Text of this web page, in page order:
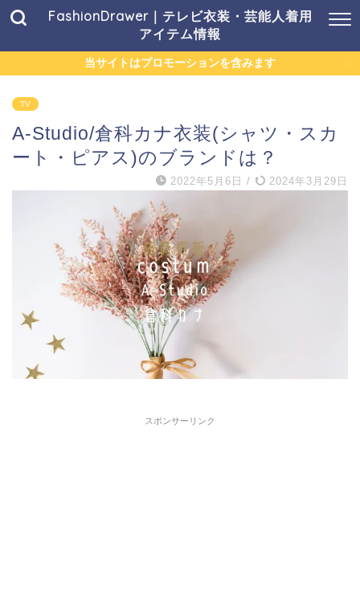
FashionDrawer｜テレビ衣装・芸能人着用
アイテム情報
当サイトはプロモーションを含みます
TV
A-Studio/倉科カナ衣装(シャツ・スカ
ート・ピアス)のブランドは？
2022年5月6日 / 2024年3月29日
スポンサーリンク